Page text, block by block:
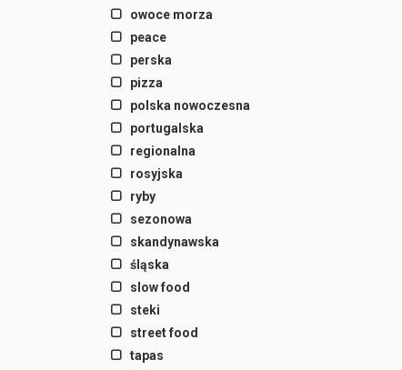
owoce morza
peace
perska
pizza
polska nowoczesna
portugalska
regionalna
rosyjska
ryby
sezonowa
skandynawska
śląska
slow food
steki
street food
tapas